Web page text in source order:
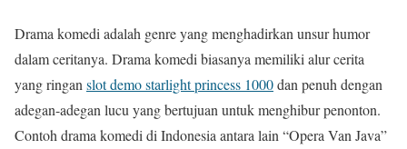
Drama komedi adalah genre yang menghadirkan unsur humor
dalam ceritanya. Drama komedi biasanya memiliki alur cerita
yang ringan slot demo starlight princess 1000dan penuh dengan
adegan-adegan lucu yang bertujuan untuk menghibur penonton.
Contoh drama komedi di Indonesia antara lain “Opera Van Java”